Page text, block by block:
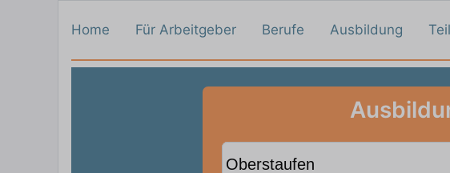
Home Für Arbeitgeber Berufe Ausbildung